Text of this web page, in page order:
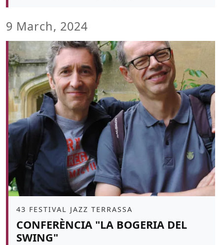
9 March, 2024
Àmbit
43 FESTIVAL JAZZ TERRASSA
CONFERÈNCIA "LA BOGERIA DEL
SWING"